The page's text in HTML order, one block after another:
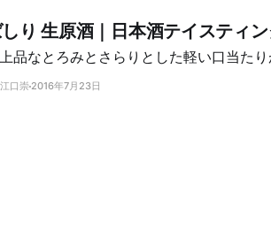
り 生原酒｜日本酒テイスティン
品なとろみとさらりとした軽い口当たり
口崇 2016年7月23日